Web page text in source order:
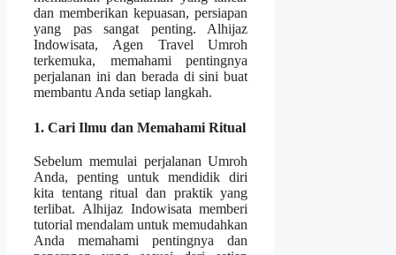
dan memberikan kepuasan, persiapan
yang pas sangat penting. Alhijaz
Indowisata, Agen Travel Umroh
terkemuka, memahami pentingnya
perjalanan ini dan berada di sini buat
membantu Anda setiap langkah.
1. Cari Ilmu dan Memahami Ritual
Sebelum memulai perjalanan Umroh
Anda, penting untuk mendidik diri
kita tentang ritual dan praktik yang
terlibat. Alhijaz Indowisata memberi
tutorial mendalam untuk memudahkan
Anda memahami pentingnya dan